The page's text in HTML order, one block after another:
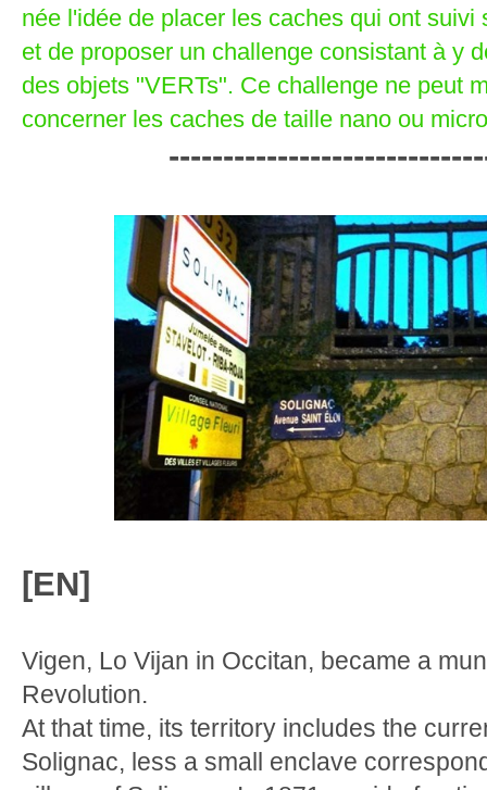
née l'idée de placer les caches qui ont
et de proposer un challenge consistant à y
des objets "VERTs". Ce challenge ne peut
concerner les caches de taille nano ou
[EN]
Vigen, Lo Vijan in Occitan, became a
Revolution.
At that time, its territory includes the
Solignac, less a small enclave